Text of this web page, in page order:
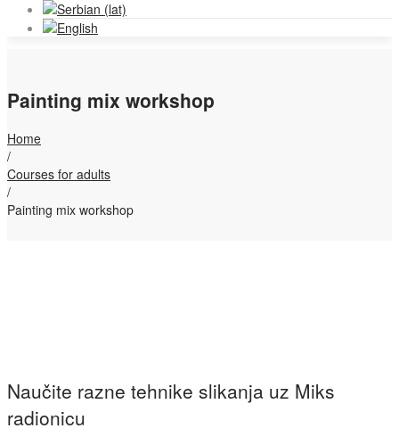
Painting mix workshop
Home
/
Courses for adults
/
Painting mix workshop
Naučite razne tehnike slikanja uz Miks
radionicu